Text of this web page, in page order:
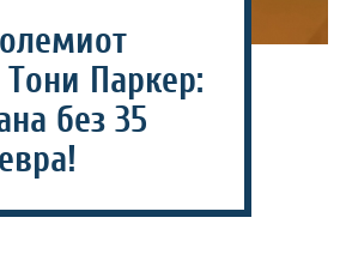
Тони Паркер:
без 35